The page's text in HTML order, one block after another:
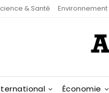
& Santé Environnement
Économie